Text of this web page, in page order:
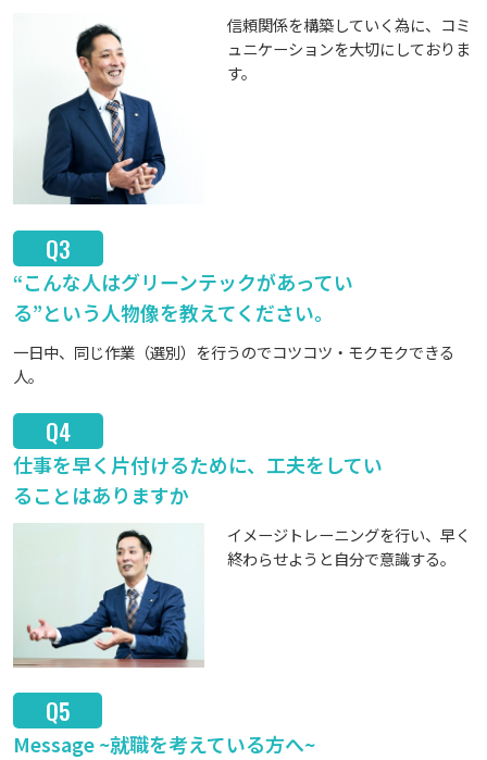
信頼関係を構築していく為に、コミ
ュニケーションを大切にしておりま
す。
Q3
“こんな人はグリーンテックがあってい
る”という人物像を教えてください。
一日中、同じ作業（選別）を行うのでコツコツ・モクモクできる
人。
Q4
仕事を早く片付けるために、工夫をしてい
ることはありますか
イメージトレーニングを行い、早く
終わらせようと自分で意識する。
Q5
Message ~就職を考えている方へ~